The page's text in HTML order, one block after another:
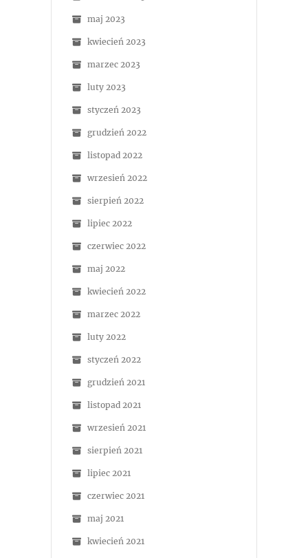
maj 2023
kwiecień 2023
marzec 2023
luty 2023
styczeń 2023
grudzień 2022
listopad 2022
wrzesień 2022
sierpień 2022
lipiec 2022
czerwiec 2022
maj 2022
kwiecień 2022
marzec 2022
luty 2022
styczeń 2022
grudzień 2021
listopad 2021
wrzesień 2021
sierpień 2021
lipiec 2021
czerwiec 2021
maj 2021
kwiecień 2021